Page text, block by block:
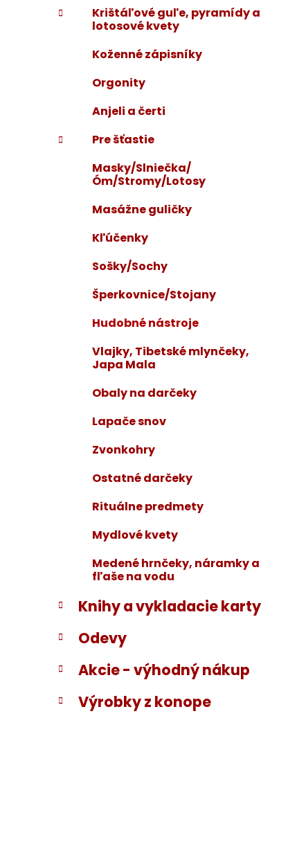
Krištáľové guľe, pyramídy a
lotosové kvety
Koženné zápisníky
Orgonity
Anjeli a čerti
Pre šťastie
Masky/Slniečka/
Óm/Stromy/Lotosy
Masážne guličky
Kľúčenky
Sošky/Sochy
Šperkovnice/Stojany
Hudobné nástroje
Vlajky, Tibetské mlynčeky,
Japa Mala
Obaly na darčeky
Lapače snov
Zvonkohry
Ostatné darčeky
Rituálne predmety
Mydlové kvety
Medené hrnčeky, náramky a
fľaše na vodu
Knihy a vykladacie karty
Odevy
Akcie - výhodný nákup
Výrobky z konope